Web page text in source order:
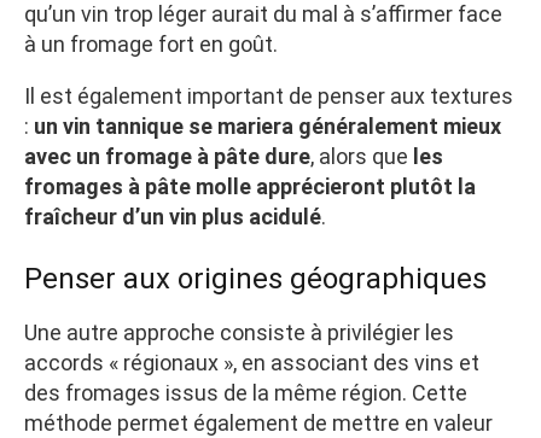
qu’un vin trop léger aurait du mal à s’affirmer face
à un fromage fort en goût.
Il est également important de penser aux textures
: un vin tannique se mariera généralement mieux
avec un fromage à pâte dure, alors que les
fromages à pâte molle apprécieront plutôt la
fraîcheur d’un vin plus acidulé.
Penser aux origines géographiques
Une autre approche consiste à privilégier les
accords « régionaux », en associant des vins et
des fromages issus de la même région. Cette
méthode permet également de mettre en valeur